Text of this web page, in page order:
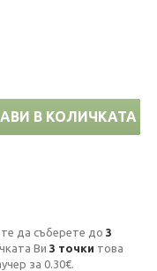
В КОЛИЧКАТА
да съберете до 3
Ви 3 точки това
за 0.30€.